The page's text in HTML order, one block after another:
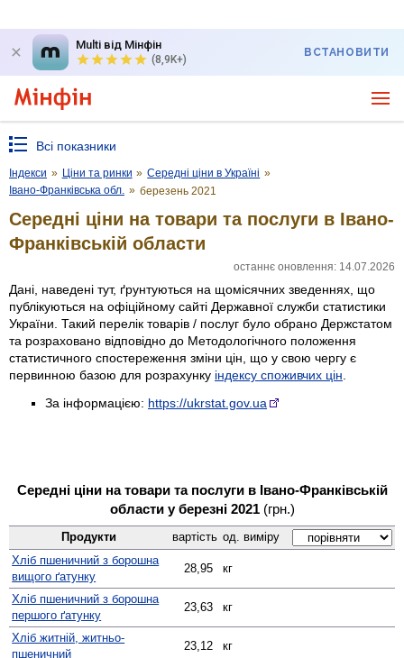
Multi від Мінфін
(8,9K+)
ВСТАНОВИТИ
Всі показники
Індекси » Ціни та ринки » Середні ціни в Україні »
Івано-Франківська обл. » березень 2021
Середні ціни на товари та послуги в Івано-
Франківській области
останнє оновлення: 14.07.2026
Дані, наведені тут, ґрунтуються на щомісячних зведеннях, що
публікуються на офіційному сайті Державної служби статистики
України. Такий перелік товарів / послуг було обрано Держстатом
та розраховано відповідно до Методологічного положення
статистичного спостереження зміни цін, що у свою чергу є
первинною базою для розрахунку індексу споживчих цін
За інформацією: https://ukrstat.gov.ua
Середні ціни на товари та послуги в Івано-Франківській
области у березні 2021 (грн.)
Продукти вартість од. виміру
Хліб пшеничний з борошна
вищого ґатунку
28,95 кг
Хліб пшеничний з борошна
першого ґатунку
23,63 кг
Хліб житній, житньо-
пшеничний
23,12 кг